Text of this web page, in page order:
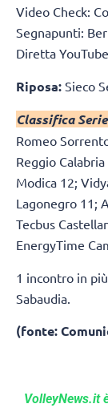
Video Check:
Segnapunti:
Diretta
Riposa: Sieco
Classifica
Romeo
Reggio
Modica 12;
Lagonegro 11;
Tecbus
EnergyTime
1 incontro in
Sabaudia.
(fonte:
VolleyNews.it